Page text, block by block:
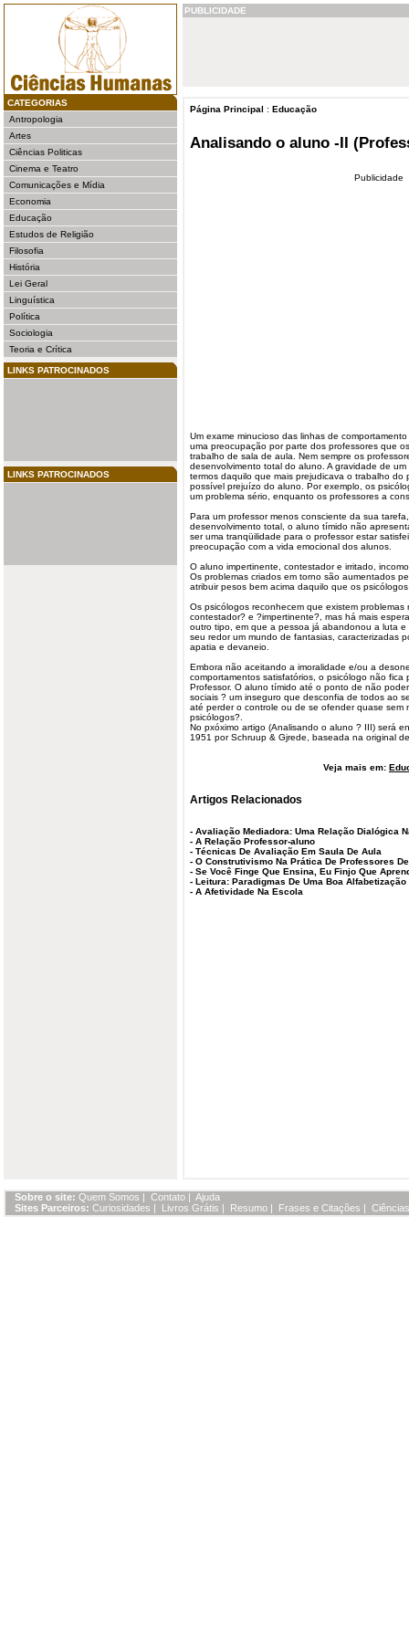
CATEGORIAS
Antropologia
Artes
Ciências Politicas
Cinema e Teatro
Comunicações e Mídia
Economia
Educação
Estudos de Religião
Filosofia
História
Lei Geral
Linguística
Política
Sociologia
Teoria e Crítica
LINKS PATROCINADOS
LINKS PATROCINADOS
PUBLICIDADE
Página Principal : Educação
Analisando o aluno -II
Publicidade
Um exame minucioso das linhas de comportamento
uma preocupação por parte dos professores que
trabalho de sala de aula. Nem sempre os
desenvolvimento total do aluno . A gravidade de
termos daquilo que mais prejudicava o trabalho do
possível prejuízo do aluno. Por exemplo, os
um problema sério, enquanto os professores a
Para um professor menos consciente da sua
desenvolvimento total, o aluno tímido não
ser uma tranqüilidade para o professor estar
preocupação com a vida emocional dos alunos.
O aluno impertinente, contestador e irritado,
Os problemas criados em torno são aumentados
atribuir pesos bem acima daquilo que os
Os psicólogos reconhecem que existem
contestador? e ?impertinente?, mas há mais
outro tipo, em que a pessoa já abandonou a luta
seu redor um mundo de fantasias, caracterizadas
apatia e devaneio.
Embora não aceitando a imoralidade e/ou a
comportamentos satisfatórios, o psicólogo não fica
Professor. O aluno tímido até o ponto de não
sociais ? um inseguro que desconfia de todos ao
até perder o controle ou de se ofender quase sem
psicólogos?.
No pxóximo artigo (Analisando o aluno ? III) será
1951 por Schruup & Gjrede, baseada na original
Veja mais em:
Artigos Relacionados
- Avaliação Mediadora: Uma Relação Dialógica
- A Relação Professor-aluno
- Técnicas De Avaliação Em Saula De Aula
- O Construtivismo Na Prática De Professores
- Se Você Finge Que Ensina, Eu Finjo Que
- Leitura: Paradigmas De Uma Boa Alfabetização
- A Afetividade Na Escola
Sobre o site: Quem Somos | Contato | Ajuda
Sites Parceiros: Curiosidades | Livros Grátis | Resumo | Frases e Citações |